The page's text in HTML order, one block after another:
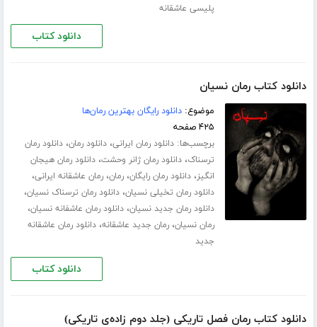
پلیسی عاشقانه
دانلود کتاب
دانلود کتاب رمان نسیان
موضوع:دانلود رایگان بهترین رمان‌ها
۴۲۵ صفحه
برچسب‌ها:دانلود رمان ایرانی،دانلود رمان،دانلود رمان
ترسناک،دانلود رمان ژانر وحشت،دانلود رمان هیجان
انگیز،دانلود رمان رایگان،رمان،رمان عاشقانه ایرانی،
دانلود رمان تخیلی نسیان،دانلود رمان ترسناک نسیان،
دانلود رمان جدید نسیان،دانلود رمان عاشفانه نسیان،
رمان نسیان،رمان جدید عاشقانه،دانلود رمان عاشقانه
جدید
دانلود کتاب
دانلود کتاب رمان فصل تاریکی (جلد دوم زاده‌ی تاریکی)